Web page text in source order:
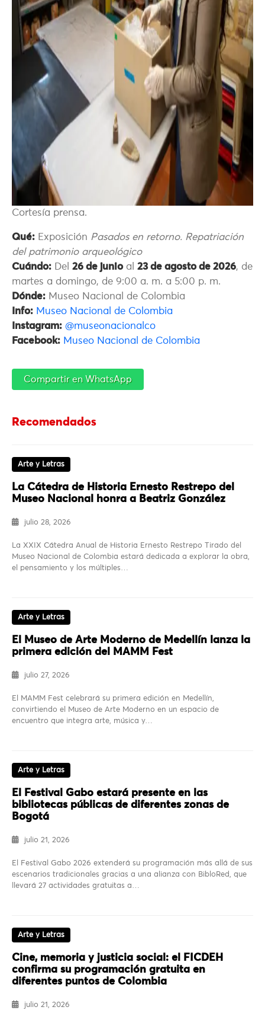
Cortesía prensa.
Qué: Exposición Pasados en retorno. Repatriación
del patrimonio arqueológico
Cuándo: Del 26 de junioal 23 de agosto de 2026, de
martes a domingo, de 9:00 a. m. a 5:00 p. m.
Dónde: Museo Nacional de Colombia
Info: Museo Nacional de Colombia
Instagram: @museonacionalco
Facebook: Museo Nacional de Colombia
Compartir en WhatsApp
Recomendados
Arte y Letras
La Cátedra de Historia Ernesto Restrepo del
Museo Nacional honra a Beatriz González
julio 28, 2026
La XXIX Cátedra Anual de Historia Ernesto Restrepo Tirado del
Museo Nacional de Colombia estará dedicada a explorar la obra,
el pensamiento y los múltiples…
Arte y Letras
El Museo de Arte Moderno de Medellín lanza la
primera edición del MAMM Fest
julio 27, 2026
El MAMM Fest celebrará su primera edición en Medellín,
convirtiendo el Museo de Arte Moderno en un espacio de
encuentro que integra arte, música y…
Arte y Letras
El Festival Gabo estará presente en las
bibliotecas públicas de diferentes zonas de
Bogotá
julio 21, 2026
El Festival Gabo 2026 extenderá su programación más allá de sus
escenarios tradicionales gracias a una alianza con BibloRed, que
llevará 27 actividades gratuitas a…
Arte y Letras
Cine, memoria y justicia social: el FICDEH
confirma su programación gratuita en
diferentes puntos de Colombia
julio 21, 2026